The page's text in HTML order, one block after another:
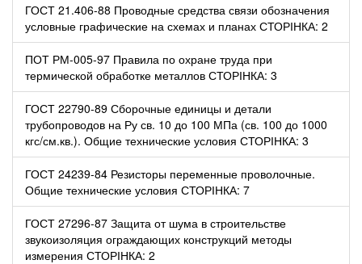
ГОСТ 21.406-88 Проводные средства связи обозначения
условные графические на схемах и планах СТОРІНКА: 2
ПОТ РМ-005-97 Правила по охране труда при
термической обработке металлов СТОРІНКА: 3
ГОСТ 22790-89 Сборочные единицы и детали
трубопроводов на Ру св. 10 до 100 МПа (св. 100 до 1000
кгс/см.кв.). Общие технические условия СТОРІНКА: 3
ГОСТ 24239-84 Резисторы переменные проволочные.
Общие технические условия СТОРІНКА: 7
ГОСТ 27296-87 Защита от шума в строительстве
звукоизоляция ограждающих конструкций методы
измерения СТОРІНКА: 2